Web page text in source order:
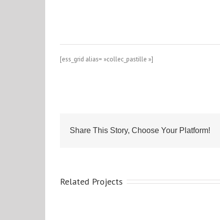
[ess_grid alias= »collec_pastille »]
Share This Story, Choose Your Platform!
Related Projects